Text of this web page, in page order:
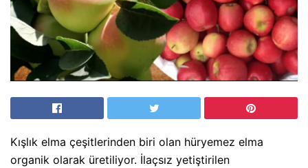
Kışlık elma çeşitlerinden biri olan hüryemez elma
organik olarak üretiliyor. İlaçsız yetiştirilen